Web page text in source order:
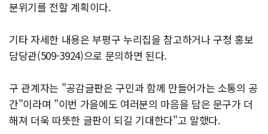
분위기를 전할 계획이다.
기타 자세한 내용은 부평구 누리집을 참고하거나 구청 홍보
담당관(509-3924)으로 문의하면 된다.
구 관계자는 "공감글판은 구민과 함께 만들어가는 소통의 공
간"이라며 "이번 가을에도 여러분의 마음을 담은 문구가 더
해져 더욱 따뜻한 글판이 되길 기대한다"고 말했다.